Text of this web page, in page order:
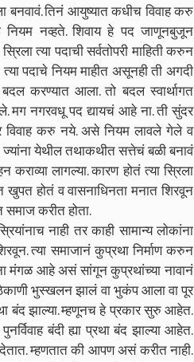
बनवावं. तिनं आयुष्यात कधीच विवाह करु
नव्हते. शिवाय हे पद जाणूनबुजून
त्या पदाची सर्वतोपरी माहिती करुन
पदाचे नियम माहीत असूनही ती अगदी
करण्यात आला. तो बदल स्वार्थागत
मग नगरवधू पद द्यायचं आहे ना. ती सुंदर
विवाह करु नये. असे नियम लावले गेले व
ज्यांना येथील तथाकथीत सत्तेचं बळी बनावं
लागल्या. कारण होतं त्या स्रिला
खुपत होतं व वासनाधिनता मनात शिरवून
करीत होता.
नाही तर काही सामान्य लोकांना
त्या समाजानं कुप्रथा निर्माण करुन
मंगळ आहे असं सांगून कुप्रथांच्या नावानं
भुस्खलन झालं वा भुकंप आला वा पूर
बंद झाल्या. म्हणूनच हे प्रकार सुरु आहेत.
बंदी ह्या प्रथा बंद झाल्या आहेत.
म्हणतात की आपण असं करीत नाही.